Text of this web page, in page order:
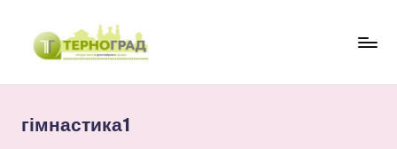
Перейти
р
цікаво
гімнастика1